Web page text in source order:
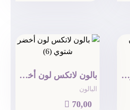
بالون لاتكس لون برتقالي (6) بالون لاتكس لون أخضر شتوي (6)
البالون
 70,00